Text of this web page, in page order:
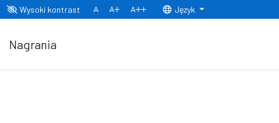
Wysoki kontrast
Normalny rozmiar czcionki
Rozmiar czcionki 150% Rozmiar czcionki 200%
Język
Nagrania